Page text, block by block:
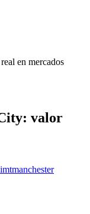
en mercados
valor
manchester